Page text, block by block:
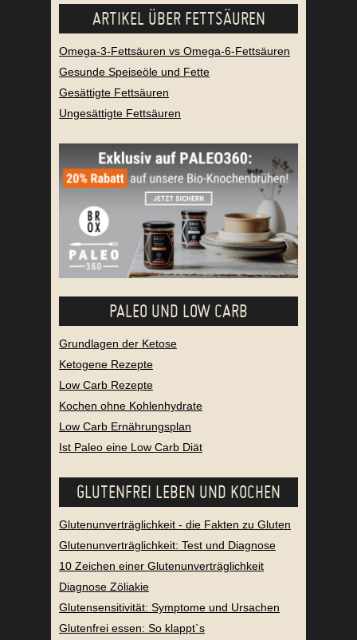
ARTIKEL ÜBER FETTSÄUREN
Omega-3-Fettsäuren vs Omega-6-Fettsäuren
Gesunde Speiseöle und Fette
Gesättigte Fettsäuren
Ungesättigte Fettsäuren
PALEO UND LOW CARB
Grundlagen der Ketose
Ketogene Rezepte
Low Carb Rezepte
Kochen ohne Kohlenhydrate
Low Carb Ernährungsplan
Ist Paleo eine Low Carb Diät
GLUTENFREI LEBEN UND KOCHEN
Glutenunverträglichkeit - die Fakten zu Gluten
Glutenunverträglichkeit: Test und Diagnose
10 Zeichen einer Glutenunverträglichkeit
Diagnose Zöliakie
Glutensensitivität: Symptome und Ursachen
Glutenfrei essen: So klappt`s